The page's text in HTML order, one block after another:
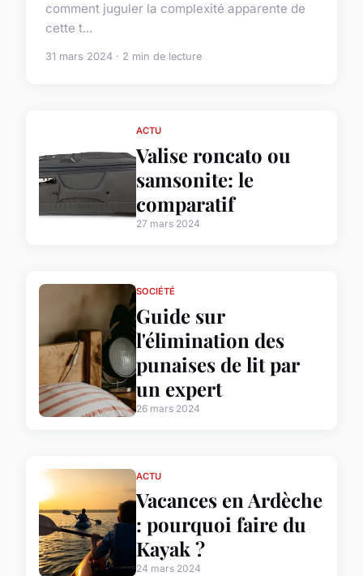
comment juguler la complexité apparente de
cette t...
31 mars 2024 · 2 min de lecture
ACTU
Valise roncato ou
samsonite: le
comparatif
27 mars 2024
SOCIÉTÉ
Guide sur
l'élimination des
punaises de lit par
un expert
26 mars 2024
ACTU
Vacances en Ardèche
: pourquoi faire du
Kayak ?
24 mars 2024